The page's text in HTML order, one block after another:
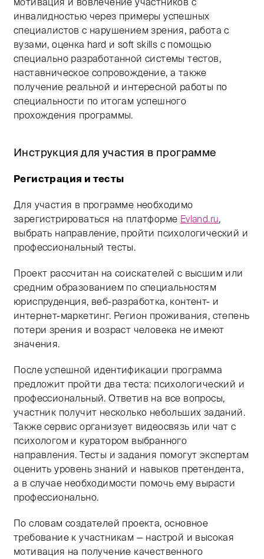
инвалидностью через примеры успешных
специалистов с нарушением зрения, работа с
вузами, оценка hard и soft skills с помощью
специально разработанной системы тестов,
наставническое сопровождение, а также
получение реальной и интересной работы по
специальности по итогам успешного
прохождения программы.
Инструкция для участия в программе
Регистрация и тесты
Для участия в программе необходимо
зарегистрироваться на платформе Evland.ru,
выбрать направление, пройти психологический и
профессиональный тесты.
Проект рассчитан на соискателей с высшим или
средним образованием по специальностям
юриспруденция, веб-разработка, контент- и
интернет-маркетинг. Регион проживания, степень
потери зрения и возраст человека не имеют
значения.
После успешной идентификации программа
предложит пройти два теста: психологический и
профессиональный. Ответив на все вопросы,
участник получит несколько небольших заданий.
Также сервис организует видеосвязь или чат с
психологом и куратором выбранного
направления. Тесты и задания помогут экспертам
оценить уровень знаний и навыков претендента,
а в случае необходимости помочь ему вырасти
профессионально.
По словам создателей проекта, основное
требование к участникам — настрой и высокая
мотивация на получение качественного